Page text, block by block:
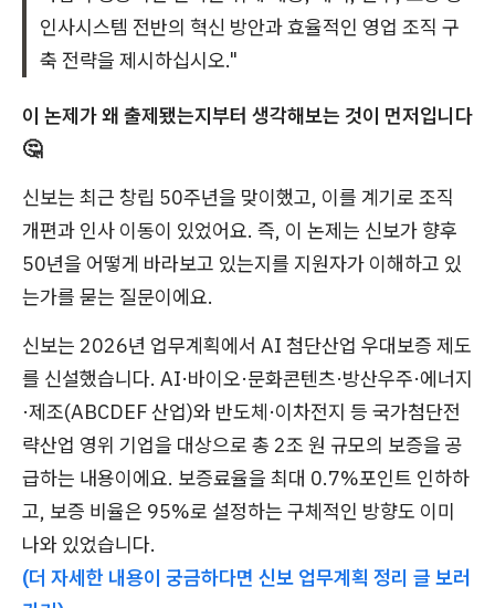
인사시스템 전반의 혁신 방안과 효율적인 영업 조직 구
축 전략을 제시하십시오."
이 논제가 왜 출제됐는지부터 생각해보는 것이 먼저입니다
🤔
신보는 최근 창립 50주년을 맞이했고, 이를 계기로 조직
개편과 인사 이동이 있었어요. 즉, 이 논제는 신보가 향후
50년을 어떻게 바라보고 있는지를 지원자가 이해하고 있
는가를 묻는 질문이에요.
신보는 2026년 업무계획에서 AI 첨단산업 우대보증 제도
를 신설했습니다. AI·바이오·문화콘텐츠·방산우주·에너지
·제조(ABCDEF 산업)와 반도체·이차전지 등 국가첨단전
략산업 영위 기업을 대상으로 총 2조 원 규모의 보증을 공
급하는 내용이에요. 보증료율을 최대 0.7%포인트 인하하
고, 보증 비율은 95%로 설정하는 구체적인 방향도 이미
나와 있었습니다.
(더 자세한 내용이 궁금하다면 신보 업무계획 정리 글 보러